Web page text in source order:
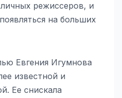
режиссеров, и
на больших
Евгения Игумнова
известной и
Ее снискала